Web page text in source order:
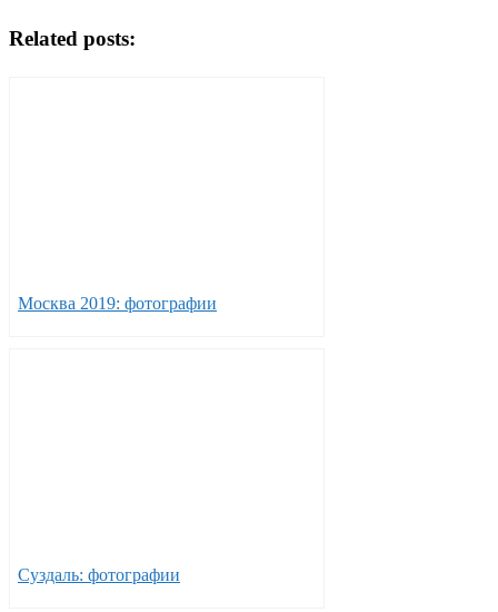
Related posts:
Москва 2019: фотографии
Суздаль: фотографии